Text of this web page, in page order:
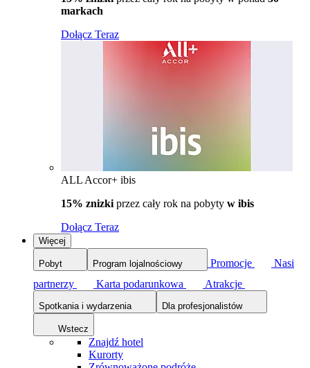
markach
Dołącz Teraz
ALL Accor+ ibis
15% znizki przez cały rok na pobyty w ibis
Dołącz Teraz
Więcej
Pobyt Program lojalnościowy Promocje
Nasi
partnerzy
Karta podarunkowa Atrakcje
Spotkania i wydarzenia Dla profesjonalistów
Wstecz
Znajdź hotel
Kurorty